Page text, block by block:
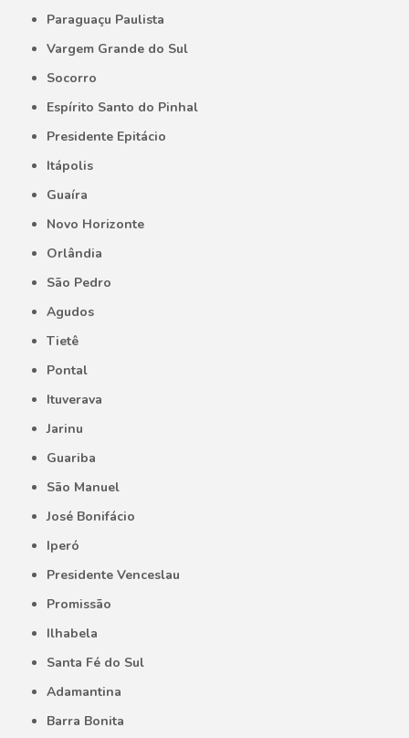
Paraguaçu Paulista
Vargem Grande do Sul
Socorro
Espírito Santo do Pinhal
Presidente Epitácio
Itápolis
Guaíra
Novo Horizonte
Orlândia
São Pedro
Agudos
Tietê
Pontal
Ituverava
Jarinu
Guariba
São Manuel
José Bonifácio
Iperó
Presidente Venceslau
Promissão
Ilhabela
Santa Fé do Sul
Adamantina
Barra Bonita